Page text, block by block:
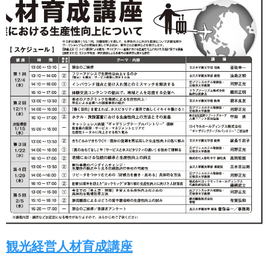
観光経営人材育成講座